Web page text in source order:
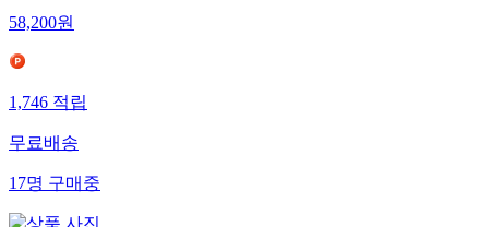
58,200원
1,746적립
무료배송
17명구매중